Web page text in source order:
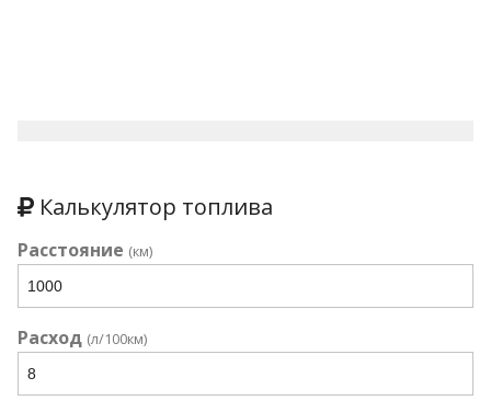
Калькулятор топлива
Расстояние (км)
Расход (л/100км)